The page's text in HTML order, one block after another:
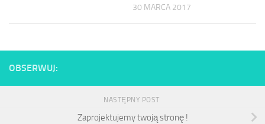
30 MARCA 2017
OBSERWUJ:
NASTĘPNY POST
Zaprojektujemy twoją stronę !